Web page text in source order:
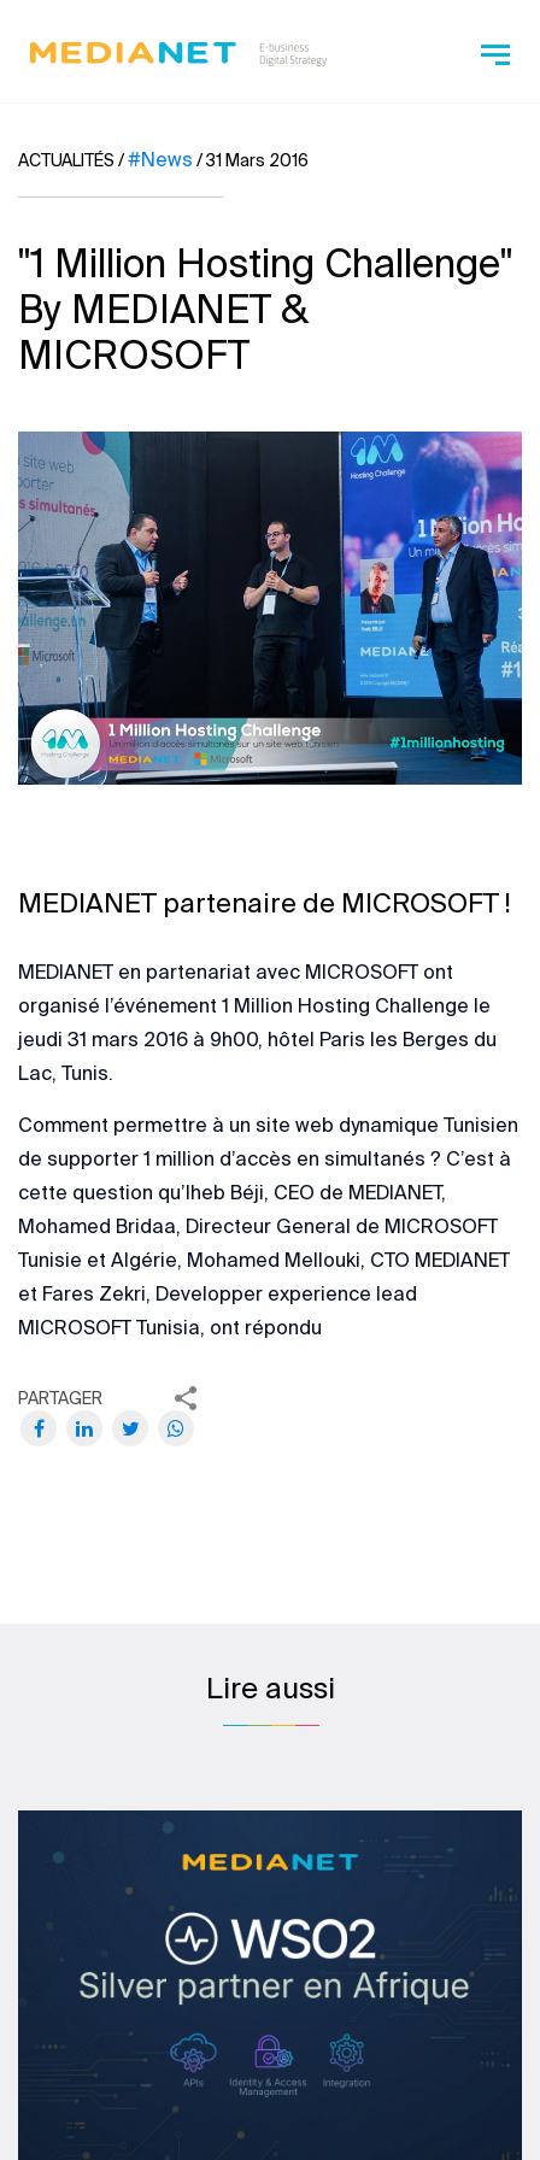
ACTUALITÉS /#News /31 Mars 2016
''1 Million Hosting Challenge''
By MEDIANET &
MICROSOFT
MEDIANET partenaire de MICROSOFT !
MEDIANET en partenariat avec MICROSOFT ont
organisé l’événement 1 Million Hosting Challenge le
jeudi 31 mars 2016 à 9h00, hôtel Paris les Berges du
Lac, Tunis.
Comment permettre à un site web dynamique Tunisien
de supporter 1 million d’accès en simultanés ? C’est à
cette question qu’Iheb Béji, CEO de MEDIANET,
Mohamed Bridaa, Directeur General de MICROSOFT
Tunisie et Algérie, Mohamed Mellouki, CTO MEDIANET
et Fares Zekri, Developper experience lead
MICROSOFT Tunisia, ont répondu
PARTAGER
Lire aussi